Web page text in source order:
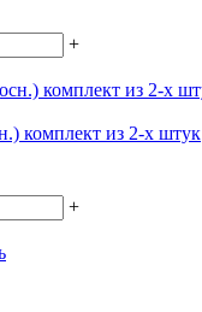
+
комплект из 2-х штук
+